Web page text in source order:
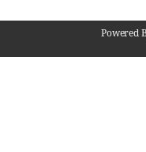
Powered